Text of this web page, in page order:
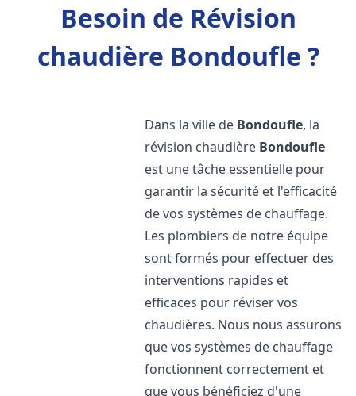
Besoin de Révision
chaudière Bondoufle ?
Dans la ville de Bondoufle, la
révision chaudière Bondoufle
est une tâche essentielle pour
garantir la sécurité et l'efficacité
de vos systèmes de chauffage.
Les plombiers de notre équipe
sont formés pour effectuer des
interventions rapides et
efficaces pour réviser vos
chaudières. Nous nous assurons
que vos systèmes de chauffage
fonctionnent correctement et
que vous bénéficiez d'une